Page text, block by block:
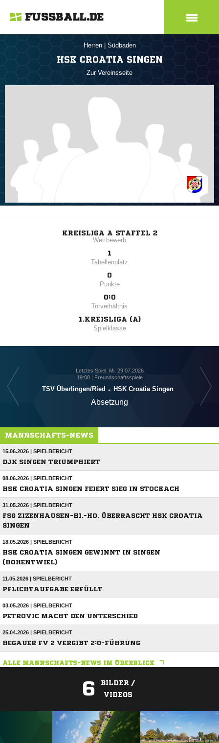
FUSSBALL.DE
Herren Südbaden
HSK CROATIA SINGEN
Zur Vereinsseite
KREISLIGA A STAFFEL 2
Wettbewerb
1
Tabellenplatz
0
Punkte
0:0
Torverhältnis
1.KREISLIGA (A)
Spielklasse
Letztes Spiel: Mi, 29.07.2026
19:00 | Freundschaftsspiele
TSV Überlingen/​Ried - HSK Croatia Singen
Absetzung
MANNSCHAFTS-NEWS
15.06.2026 | SPIELBERICHT
DJK SINGEN TRIUMPHIERT
08.06.2026 | SPIELBERICHT
HSK CROATIA SINGEN FEIERT SIEG IN STOCKACH
31.05.2026 | SPIELBERICHT
FSG ZIZENHAUSEN-HI.-HO. ÜBERRASCHT HSK CROATIA
SINGEN
18.05.2026 | SPIELBERICHT
HSK CROATIA SINGEN GEWINNT IN SINGEN
(HOHENTWIEL)
11.05.2026 | SPIELBERICHT
PFLICHTAUFGABE ERFÜLLT
03.05.2026 | SPIELBERICHT
PETROVIC MACHT DEN UNTERSCHIED
25.04.2026 | SPIELBERICHT
HEGAUER FV 2 VERGIBT 2:0-FÜHRUNG
ALLE MANNSCHAFTS-NEWS IM ÜBERBLICK
6
BILDER /
VIDEOS